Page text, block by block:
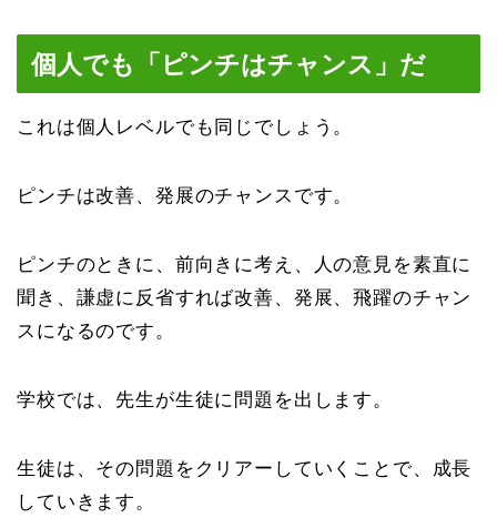
個人でも「ピンチはチャンス」だ
これは個人レベルでも同じでしょう。
ピンチは改善、発展のチャンスです。
ピンチのときに、前向きに考え、人の意見を素直に
聞き、謙虚に反省すれば改善、発展、飛躍のチャン
スになるのです。
学校では、先生が生徒に問題を出します。
生徒は、その問題をクリアーしていくことで、成長
していきます。